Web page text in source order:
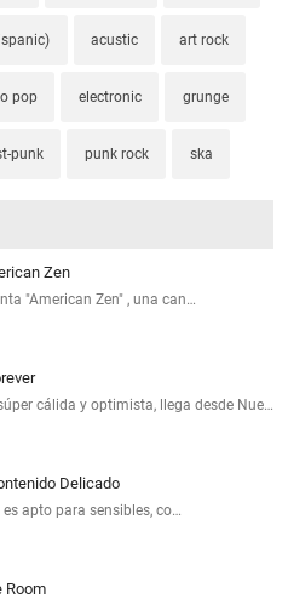
acustic art rock
pop electronic grunge
punk punk rock ska
Zen
"American Zen" , una can…
cálida y optimista, llega desde Nue…
Delicado
apto para sensibles, co…
Room